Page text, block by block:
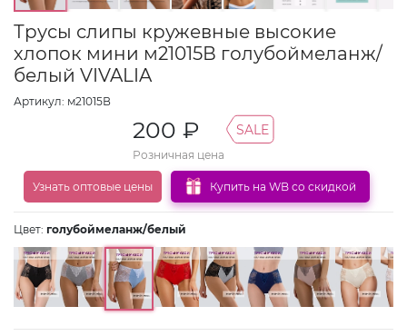
Трусы слипы кружевные высокие
хлопок мини м21015В голубоймеланж/
белый VIVALIA
Артикул: м21015В
200 ₽
Розничная цена
SALE
Узнать оптовые цены Купить на WB со скидкой
Цвет: голубоймеланж/белый